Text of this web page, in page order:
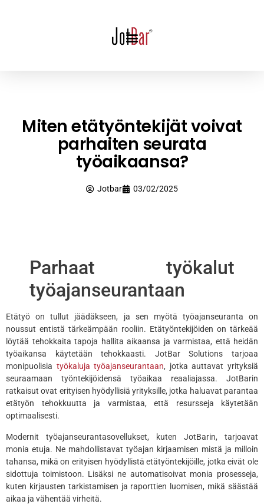
Miten etätyöntekijät voivat
parhaiten seurata
työaikaansa?
Jotbar 03/02/2025
Parhaat työkalut
työajanseurantaan
Etätyö on tullut jäädäkseen, ja sen myötä työajanseuranta on
noussut entistä tärkeämpään rooliin. Etätyöntekijöiden on tärkeää
löytää tehokkaita tapoja hallita aikaansa ja varmistaa, että heidän
työaikansa käytetään tehokkaasti. JotBar Solutions tarjoaa
monipuolisia työkaluja työajanseurantaan, jotka auttavat yrityksiä
seuraamaan työntekijöidensä työaikaa reaaliajassa. JotBarin
ratkaisut ovat erityisen hyödyllisiä yrityksille, jotka haluavat parantaa
etätyön tehokkuutta ja varmistaa, että resursseja käytetään
optimaalisesti.
Modernit työajanseurantasovellukset, kuten JotBarin, tarjoavat
monia etuja. Ne mahdollistavat työajan kirjaamisen mistä ja milloin
tahansa, mikä on erityisen hyödyllistä etätyöntekijöille, jotka eivät ole
sidottuja toimistoon. Lisäksi ne automatisoivat monia prosesseja,
kuten kirjausten tarkistamisen ja raporttien luomisen, mikä säästää
aikaa ja vähentää virheitä.